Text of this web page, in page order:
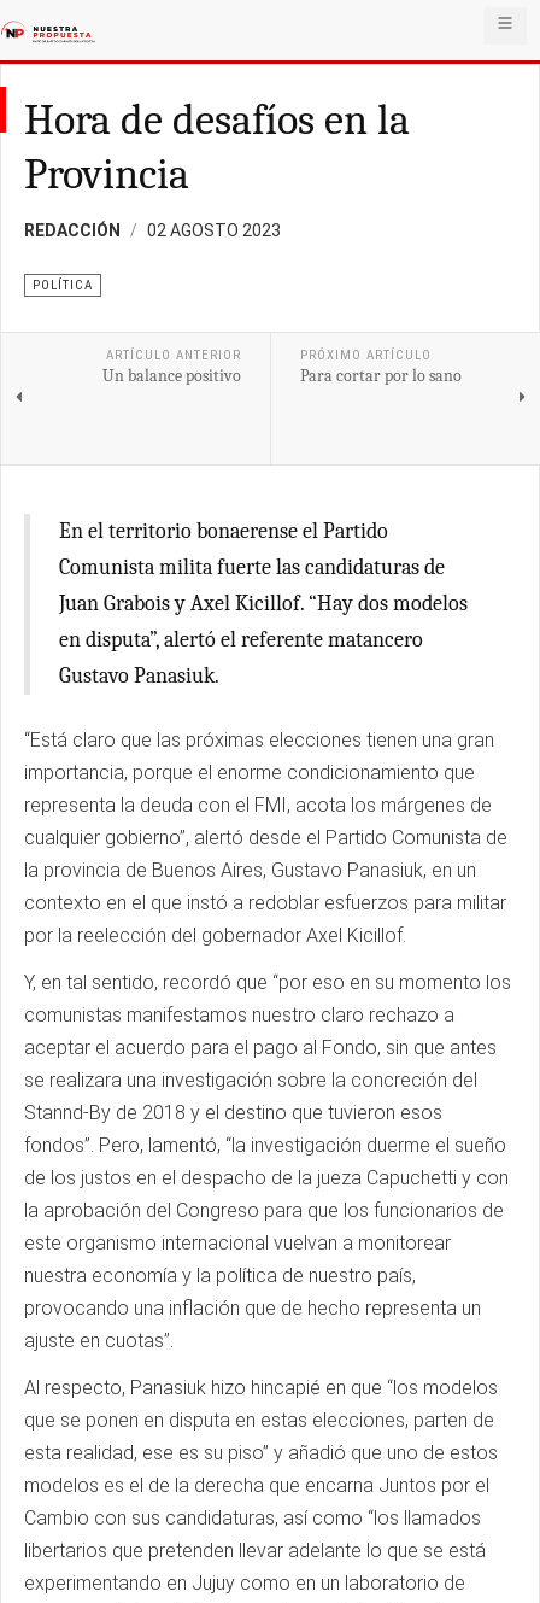
Hora de desafíos en la
Provincia
REDACCIÓN 02 AGOSTO 2023
POLÍTICA
ARTÍCULO ANTERIOR
Un balance positivo
PRÓXIMO ARTÍCULO
Para cortar por lo sano
En el territorio bonaerense el Partido
Comunista milita fuerte las candidaturas de
Juan Grabois y Axel Kicillof. “Hay dos modelos
en disputa”, alertó el referente matancero
Gustavo Panasiuk.
“Está claro que las próximas elecciones tienen una gran
importancia, porque el enorme condicionamiento que
representa la deuda con el FMI, acota los márgenes de
cualquier gobierno”, alertó desde el Partido Comunista de
la provincia de Buenos Aires, Gustavo Panasiuk, en un
contexto en el que instó a redoblar esfuerzos para militar
por la reelección del gobernador Axel Kicillof.
Y, en tal sentido, recordó que “por eso en su momento los
comunistas manifestamos nuestro claro rechazo a
aceptar el acuerdo para el pago al Fondo, sin que antes
se realizara una investigación sobre la concreción del
Stannd-By de 2018 y el destino que tuvieron esos
fondos”. Pero, lamentó, “la investigación duerme el sueño
de los justos en el despacho de la jueza Capuchetti y con
la aprobación del Congreso para que los funcionarios de
este organismo internacional vuelvan a monitorear
nuestra economía y la política de nuestro país,
provocando una inflación que de hecho representa un
ajuste en cuotas”.
Al respecto, Panasiuk hizo hincapié en que “los modelos
que se ponen en disputa en estas elecciones, parten de
esta realidad, ese es su piso” y añadió que uno de estos
modelos es el de la derecha que encarna Juntos por el
Cambio con sus candidaturas, así como “los llamados
libertarios que pretenden llevar adelante lo que se está
experimentando en Jujuy como en un laboratorio de